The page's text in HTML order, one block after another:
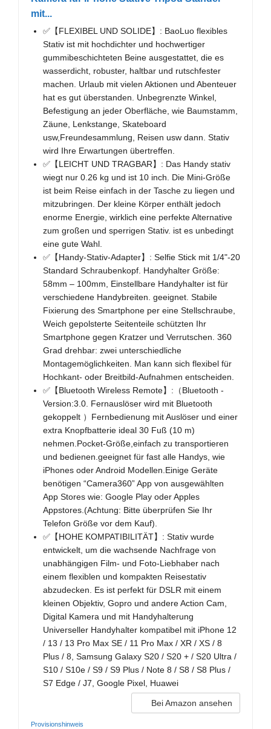
mit...
✅【FLEXIBEL UND SOLIDE】: BaoLuo flexibles
Stativ ist mit hochdichter und hochwertiger
gummibeschichteten Beine ausgestattet, die es
wasserdicht, robuster, haltbar und rutschfester
machen. Urlaub mit vielen Aktionen und Abenteuer
hat es gut überstanden. Unbegrenzte Winkel,
Befestigung an jeder Oberfläche, wie Baumstamm,
Zäune, Lenkstange, Skateboard
usw,Freundesammlung, Reisen usw dann. Stativ
wird Ihre Erwartungen übertreffen.
✅【LEICHT UND TRAGBAR】: Das Handy stativ
wiegt nur 0.26 kg und ist 10 inch. Die Mini-Größe
ist beim Reise einfach in der Tasche zu liegen und
mitzubringen. Der kleine Körper enthält jedoch
enorme Energie, wirklich eine perfekte Alternative
zum großen und sperrigen Stativ. ist es unbedingt
eine gute Wahl.
✅【Handy-Stativ-Adapter】: Selfie Stick mit 1/4"-20
Standard Schraubenkopf. Handyhalter Größe:
58mm – 100mm, Einstellbare Handyhalter ist für
verschiedene Handybreiten. geeignet. Stabile
Fixierung des Smartphone per eine Stellschraube,
Weich gepolsterte Seitenteile schützten Ihr
Smartphone gegen Kratzer und Verrutschen. 360
Grad drehbar: zwei unterschiedliche
Montagemöglichkeiten. Man kann sich flexibel für
Hochkant- oder Breitbild-Aufnahmen entscheiden.
✅【Bluetooth Wireless Remote】:（Bluetooth -
Version:3.0. Fernauslöser wird mit Bluetooth
gekoppelt ）Fernbedienung mit Auslöser und einer
extra Knopfbatterie ideal 30 Fuß (10 m)
nehmen.Pocket-Größe,einfach zu transportieren
und bedienen.geeignet für fast alle Handys, wie
iPhones oder Android Modellen.Einige Geräte
benötigen “Camera360” App von ausgewählten
App Stores wie: Google Play oder Apples
Appstores.(Achtung: Bitte überprüfen Sie Ihr
Telefon Größe vor dem Kauf).
✅【HOHE KOMPATIBILITÄT】: Stativ wurde
entwickelt, um die wachsende Nachfrage von
unabhängigen Film- und Foto-Liebhaber nach
einem flexiblen und kompakten Reisestativ
abzudecken. Es ist perfekt für DSLR mit einem
kleinen Objektiv, Gopro und andere Action Cam,
Digital Kamera und mit Handyhalterung
Universeller Handyhalter kompatibel mit iPhone 12
/ 13 / 13 Pro Max SE / 11 Pro Max / XR / XS / 8
Plus / 8, Samsung Galaxy S20 / S20 + / S20 Ultra /
S10 / S10e / S9 / S9 Plus / Note 8 / S8 / S8 Plus /
S7 Edge / J7, Google Pixel, Huawei
Bei Amazon ansehen
Provisionshinweis